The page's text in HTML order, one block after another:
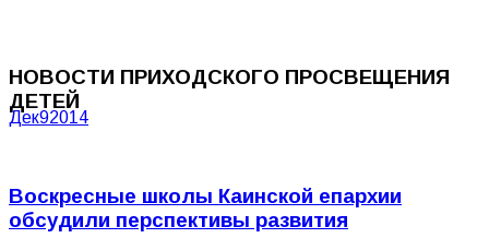
НОВОСТИ ПРИХОДСКОГО ПРОСВЕЩЕНИЯ
ДЕТЕЙ
Дек92014
Воскресные школы Каинской епархии
обсудили перспективы развития